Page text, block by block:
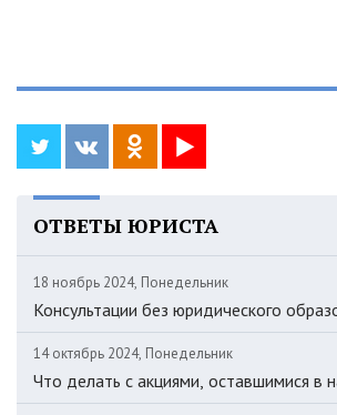
ОТВЕТЫ ЮРИСТА
18 ноябрь 2024, Понедельник
Консультации без юридического
14 октябрь 2024, Понедельник
Что делать с акциями, оставшимися в